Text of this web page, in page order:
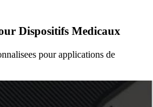
Dispositifs Medicaux
pour applications de